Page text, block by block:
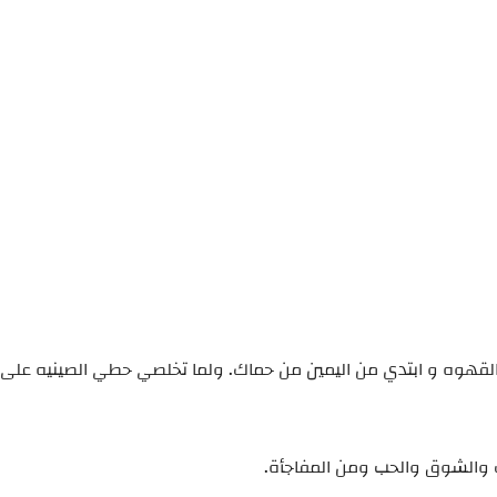
و ابتدي من اليمين من حماك. ولما تخلصي حطي الصينيه على
والحب ومن المفاجأة.